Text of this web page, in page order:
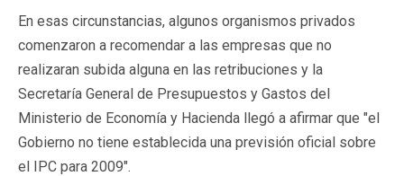
En esas circunstancias, algunos organismos privados
comenzaron a recomendar a las empresas que no
realizaran subida alguna en las retribuciones y la
Secretaría General de Presupuestos y Gastos del
Ministerio de Economía y Hacienda llegó a afirmar que "el
Gobierno no tiene establecida una previsión oficial sobre
el IPC para 2009".